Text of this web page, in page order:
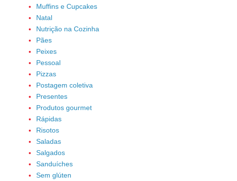
Muffins e Cupcakes
Natal
Nutrição na Cozinha
Pães
Peixes
Pessoal
Pizzas
Postagem coletiva
Presentes
Produtos gourmet
Rápidas
Risotos
Saladas
Salgados
Sanduíches
Sem glúten